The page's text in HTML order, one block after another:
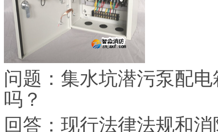
问题：集水坑潜污泵配
吗？
回答：现行法律法规和